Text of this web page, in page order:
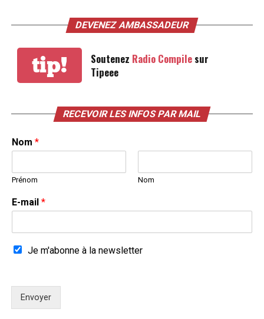
DEVENEZ AMBASSADEUR
tip! Soutenez Radio Compilesur
Tipeee
RECEVOIR LES INFOS PAR MAIL
Nom *
Prénom Nom
E-mail *
Je m'abonne à la newsletter
Envoyer